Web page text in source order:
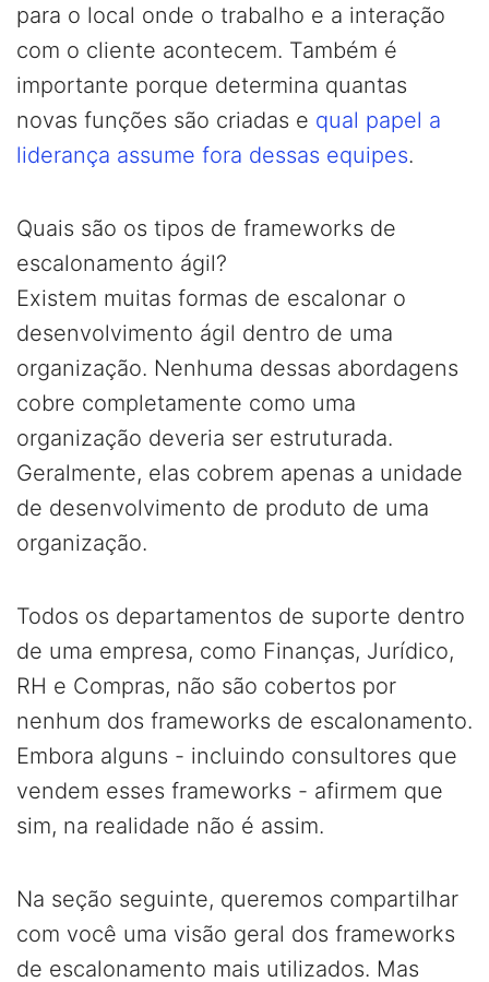
para o local onde o trabalho e a interação
com o cliente acontecem. Também é
importante porque determina quantas
novas funções são criadas e qual papel a
liderança assume fora dessas equipes.
Quais são os tipos de frameworks de
escalonamento ágil?
Existem muitas formas de escalonar o
desenvolvimento ágil dentro de uma
organização. Nenhuma dessas abordagens
cobre completamente como uma
organização deveria ser estruturada.
Geralmente, elas cobrem apenas a unidade
de desenvolvimento de produto de uma
organização.
Todos os departamentos de suporte dentro
de uma empresa, como Finanças, Jurídico,
RH e Compras, não são cobertos por
nenhum dos frameworks de escalonamento.
Embora alguns - incluindo consultores que
vendem esses frameworks - afirmem que
sim, na realidade não é assim.
Na seção seguinte, queremos compartilhar
com você uma visão geral dos frameworks
de escalonamento mais utilizados. Mas